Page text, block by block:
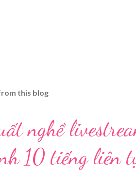
this blog
nghề
10 tiếng liên